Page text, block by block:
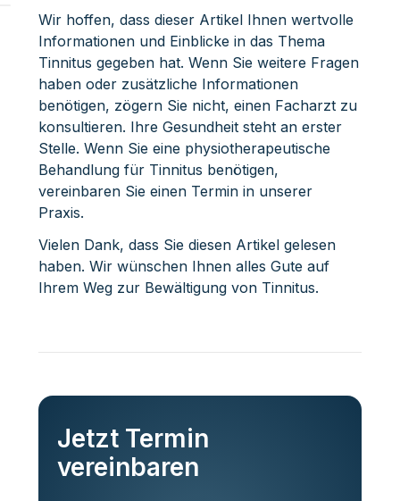
Wir hoffen, dass dieser Artikel Ihnen wertvolle
Informationen und Einblicke in das Thema
Tinnitus gegeben hat. Wenn Sie weitere Fragen
haben oder zusätzliche Informationen
benötigen, zögern Sie nicht, einen Facharzt zu
konsultieren. Ihre Gesundheit steht an erster
Stelle. Wenn Sie eine physiotherapeutische
Behandlung für Tinnitus benötigen,
vereinbaren Sie einen Termin in unserer
Praxis.
Vielen Dank, dass Sie diesen Artikel gelesen
haben. Wir wünschen Ihnen alles Gute auf
Ihrem Weg zur Bewältigung von Tinnitus.
Jetzt Termin
vereinbaren